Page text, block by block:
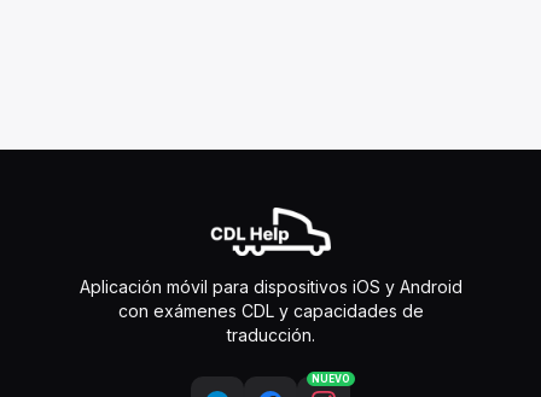
Aplicación móvil para dispositivos iOS y Android
con exámenes CDL y capacidades de
traducción.
NUEVO